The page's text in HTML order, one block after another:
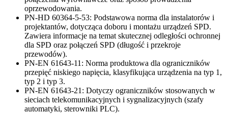
oprzewodowania.
PN-HD 60364-5-53: Podstawowa norma dla instalatorów i
projektantów, dotycząca doboru i montażu urządzeń SPD.
Zawiera informacje na temat skutecznej odległości ochronnej
dla SPD oraz połączeń SPD (długość i przekroje
przewodów).
PN-EN 61643-11: Norma produktowa dla ograniczników
przepięć niskiego napięcia, klasyfikująca urządzenia na typ 1,
typ 2 i typ 3.
PN-EN 61643-21: Dotyczy ograniczników stosowanych w
sieciach telekomunikacyjnych i sygnalizacyjnych (szafy
automatyki, sterowniki PLC).